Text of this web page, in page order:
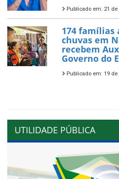
Publicado em: 21
174 famílias
chuvas em
recebem
Governo do
Publicado em: 19
UTILIDADE PÚBLICA